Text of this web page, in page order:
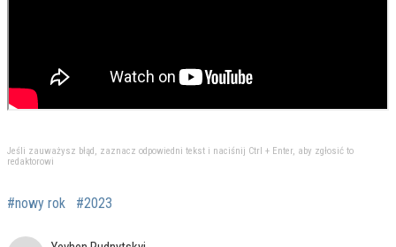
Jeśli zauważysz błąd, zaznacz odpowiedni tekst i naciśnij Ctrl + Enter, aby zgłosić to
redaktorowi
#nowy rok #2023